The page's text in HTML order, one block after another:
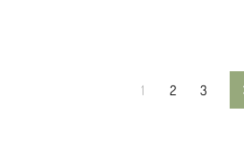
1 2 3